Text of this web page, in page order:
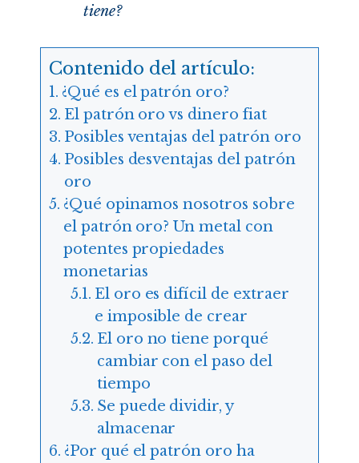
tiene?
Contenido del artículo:
¿Qué es el patrón oro?
El patrón oro vs dinero fiat
Posibles ventajas del patrón oro
Posibles desventajas del patrón
oro
¿Qué opinamos nosotros sobre
el patrón oro? Un metal con
potentes propiedades
monetarias
El oro es difícil de extraer
e imposible de crear
El oro no tiene porqué
cambiar con el paso del
tiempo
Se puede dividir, y
almacenar
¿Por qué el patrón oro ha